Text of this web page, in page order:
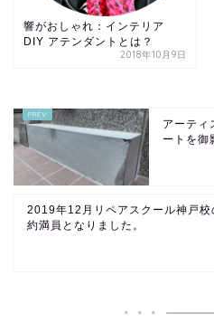
響がおしゃれ：インテリア
DIY アテンダントとは？
2018年10月9日
アーティ
ートを御
2019年12月リペアスクール神戸校
約満員となりました。